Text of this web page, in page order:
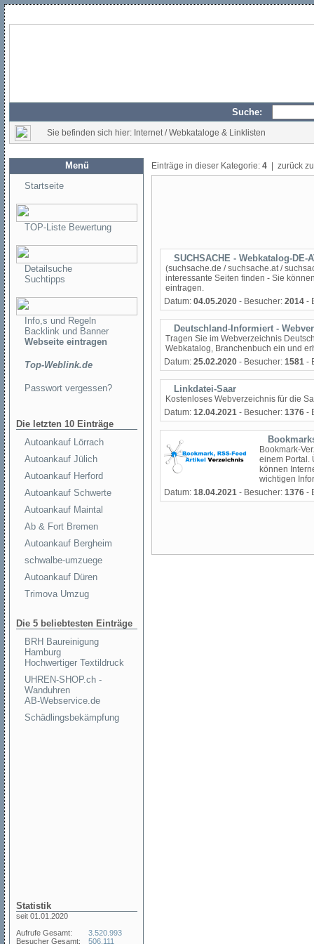
Suche:
Sie befinden sich hier: Internet / Webkataloge & Linklisten
Menü
Startseite
TOP-Liste Bewertung
Detailsuche
Suchtipps
Info,s und Regeln
Backlink und Banner
Webseite eintragen
Top-Weblink.de
Passwort vergessen?
Die letzten 10 Einträge
Autoankauf Lörrach
Autoankauf Jülich
Autoankauf Herford
Autoankauf Schwerte
Autoankauf Maintal
Ab & Fort Bremen
Autoankauf Bergheim
schwalbe-umzuege
Autoankauf Düren
Trimova Umzug
Die 5 beliebtesten Einträge
BRH Baureinigung
Hamburg
Hochwertiger Textildruck
UHREN-SHOP.ch -
Wanduhren
AB-Webservice.de
Schädlingsbekämpfung
Statistik
seit 01.01.2020
Aufrufe Gesamt:
Besucher Gesamt:
3.520.993
506.111
Einträge in dieser Kategorie: 4 | zurück
SUCHSACHE - Webkatalog-DE-
(suchsache.de / suchsache.at /
interessante Seiten finden - Sie
eintragen.
Datum: 04.05.2020 - Besucher: 2014 -
Deutschland-Informiert -
Tragen Sie im Webverzeichnis
Webkatalog, Branchenbuch ein und
Datum: 25.02.2020 - Besucher: 1581 -
Linkdatei-Saar
Kostenloses Webverzeichnis für die
Datum: 12.04.2021 - Besucher: 1376 -
Bookmark-
einem Portal.
können
wichtigen
Datum: 18.04.2021 - Besucher: 1376 -